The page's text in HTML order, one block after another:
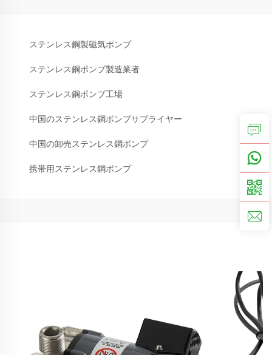
ステンレス鋼製磁気ポンプ
ステンレス鋼ポンプ製造業者
ステンレス鋼ポンプ工場
中国のステンレス鋼ポンプサプライヤー
中国の卸売ステンレス鋼ポンプ
携帯用ステンレス鋼ポンプ